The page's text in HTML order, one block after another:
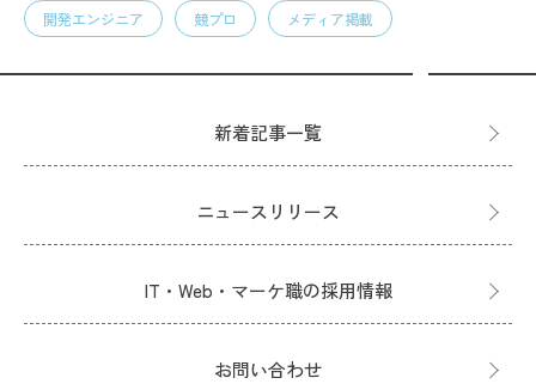
開発エンジニア 競プロ メディア掲載
新着記事一覧
ニュースリリース
IT・Web・マーケ職の採用情報
お問い合わせ